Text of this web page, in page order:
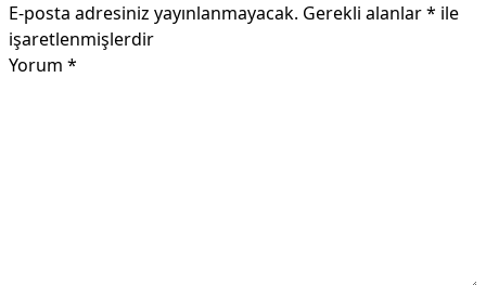
E-posta adresiniz yayınlanmayacak. Gerekli alanlar* ile
işaretlenmişlerdir
Yorum *